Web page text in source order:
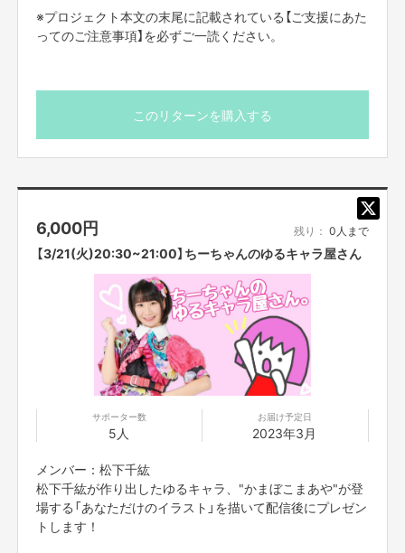
気にする」ということを実現したいと考え、今できることを最大限、挑戦し
離れていても楽しめる、身近に感じてもらえる、つぼみ大革命らしいエンタ
資金の使い道
・つぼみ大革命クラウドファンディングの運営・システム開発費
・リターン作成、送付等 経費
として使用させていただきます。
【ご支援にあたってのご注意事項】
す。同じ企画でも、日時が違いますので注意してご購入ください。
・一度購入いただいたものは、キャンセルができません。必ず予定が合うも
・迷惑メールの対策などでドメイン指定を行っている場合、
きない場合がございます。「@yoshimoto.co.jp」を受信設定してください。
■オンライントークなどについて
・オンライン会議ツールで参加者全員を同時につなぎ、
※プロジェクト本文の末尾に記載されている【ご支援にあた
ってのご注意事項】を必ずご一読ください。
このリターンを購入する
6,000円 残り： 0人まで
【3/21(火)20:30~21:00】ちーちゃんのゆるキャラ屋さん
サポーター数
5人
お届け予定日
2023年3月
メンバー：松下千紘
松下千紘が作り出したゆるキャラ、"かまぼこまあや"が登
場する「あなただけのイラスト」を描いて配信後にプレゼン
トします！